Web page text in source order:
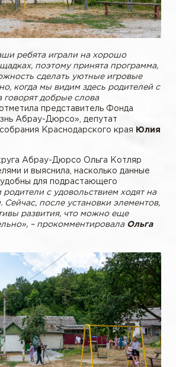
ребята играли на хорошо
поэтому принята программа,
сделать уютные игровые
когда мы видим здесь родителей с
говорят добрые слова
отметила представитель Фонда
Абрау-Дюрсо», депутат
Краснодарского края
Юлия
Абрау-Дюрсо Ольга Котляр
и выяснила, насколько данные
для подрастающего
родители с удовольствием ходят на
после установки элементов,
развития, что можно еще
– прокомментировалаОльга